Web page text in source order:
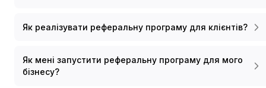
Як реалізувати реферальну програму для клієнтів?
Як мені запустити реферальну програму для мого
бізнесу?